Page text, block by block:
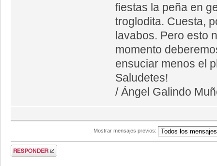
fiestas la peña en
troglodita. Cuesta,
lavabos. Pero esto
momento
ensuciar menos el
Saludetes!
/ Ángel Galindo
Mostrar mensajes previos: